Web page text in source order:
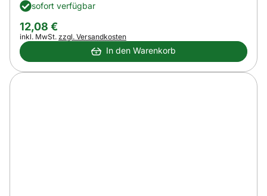
sofort verfügbar
12,08 €
Steuerhinweis:
inkl. MwSt. zzgl. Versandkosten
In den Warenkorb